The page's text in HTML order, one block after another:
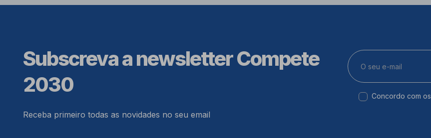
Subscreva a newsletter Compete
2030
Receba primeiro todas as novidades no seu email
Concordo com os